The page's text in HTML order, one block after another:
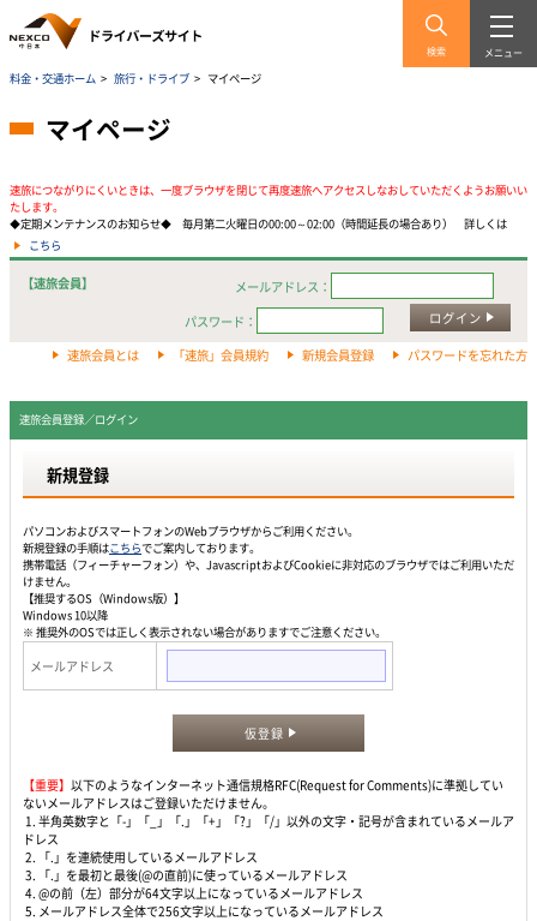
検索 メニュー
料金・交通ホーム > 旅行・ドライブ > マイページ
マイページ
速旅につながりにくいときは、一度ブラウザを閉じて再度速旅へアクセスしなおしていただくようお願いい
たします。
◆定期メンテナンスのお知らせ◆ 毎月第二火曜日の00:00～02:00（時間延長の場合あり） 詳しくは
こちら
【速旅会員】
メールアドレス：
パスワード：
ログイン
速旅会員とは 「速旅」会員規約 新規会員登録 パスワードを忘れた方
速旅会員登録／ログイン
新規登録
パソコンおよびスマートフォンのWebプラウザからご利用ください。
新規登録の手順はこちらでご案内しております。
携帯電話（フィーチャーフォン）や、JavascriptおよびCookieに非対応のブラウザではご利用いただ
けません。
【推奨するOS（Windows版）】
Windows 10以降
※ 推奨外のOSでは正しく表示されない場合がありますでご注意ください。
メールアドレス
仮登録
【重要】 以下のようなインターネット通信規格RFC(Request for Comments)に準拠してい
ないメールアドレスはご登録いただけません。
1. 半角英数字と「-」「_」「.」「+」「?」「/」以外の文字・記号が含まれているメールア
ドレス
2. 「.」を連続使用しているメールアドレス
3. 「.」を最初と最後(@の直前)に使っているメールアドレス
4. @の前（左）部分が64文字以上になっているメールアドレス
5. メールアドレス全体で256文字以上になっているメールアドレス